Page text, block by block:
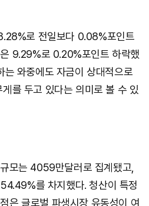
로 전일보다 0.08%포인트
9.29%로 0.20%포인트 하락했
는 와중에도 자금이 상대적으로
를 두고 있다는 의미로 볼 수 있
모는 4059만달러로 집계됐고,
를 차지했다. 청산이 특정
은 글로벌 파생시장 유동성이 여